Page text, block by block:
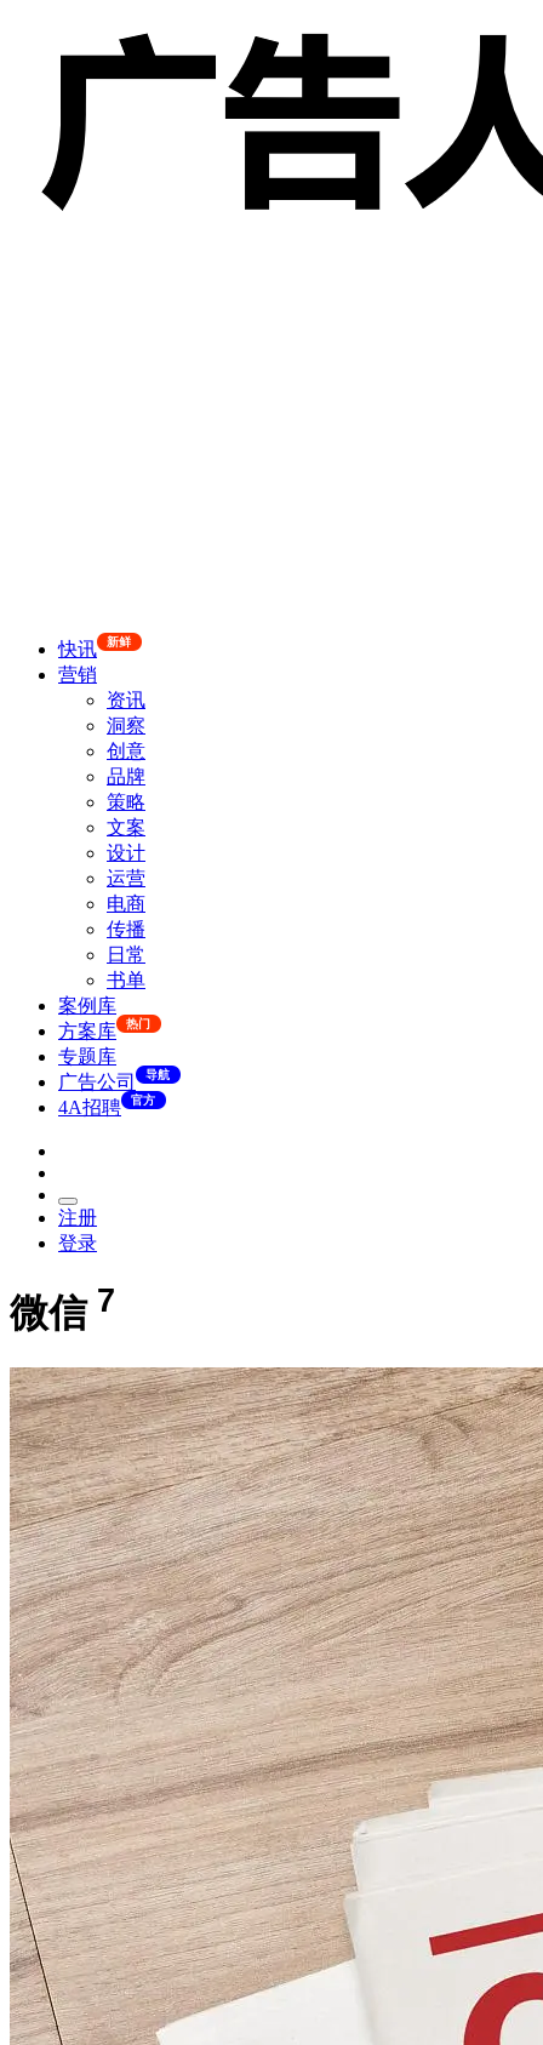
快讯 新鲜
营销
资讯
洞察
创意
品牌
策略
文案
设计
运营
电商
传播
日常
书单
案例库
方案库
热门
专题库
广告公司
导航
4A招聘 官方
注册
登录
微信7